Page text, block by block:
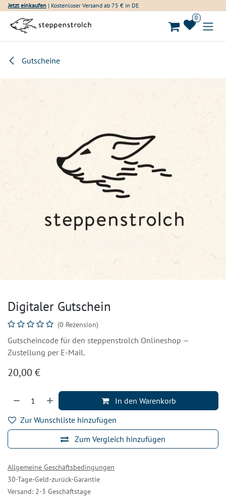
Zum Inhalt springen
Jetzt einkaufen | Kostenloser Versand ab 75 € in DE
0
Gutscheine
Digitaler Gutschein
(0 Rezension)
Gutscheincode für den steppenstrolch Onlineshop —
Zustellung per E-Mail.
20,00 €
In den Warenkorb
Zum Vergleich hinzufügen
Zur Wunschliste hinzufügen
Allgemeine Geschäftsbedingungen
30-Tage-Geld-zurück-Garantie
Versand: 2-3 Geschäftstage